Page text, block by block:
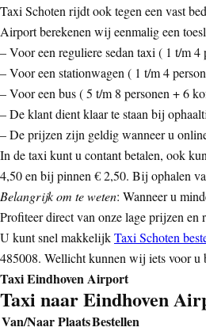
Taxi Schoten rijdt ook tegen een vast
Airport berekenen wij eenmalig een
– Voor een reguliere sedan taxi ( 1 t/m 4
– Voor een stationwagen ( 1 t/m 4
– Voor een bus ( 5 t/m 8 personen + 6
– De klant dient klaar te staan bij
– De prijzen zijn geldig wanneer u
In de taxi kunt u contant betalen, ook
4,50 en bij pinnen € 2,50. Bij ophalen
Belangrijk om te weten: Wanneer u
Profiteer direct van onze lage prijzen en
U kunt snel makkelijkTaxi Schoten
485008. Wellicht kunnen wij iets voor u
Taxi Eindhoven Airport
Taxi naar Eindhoven
Van/Naar PlaatsBestellen